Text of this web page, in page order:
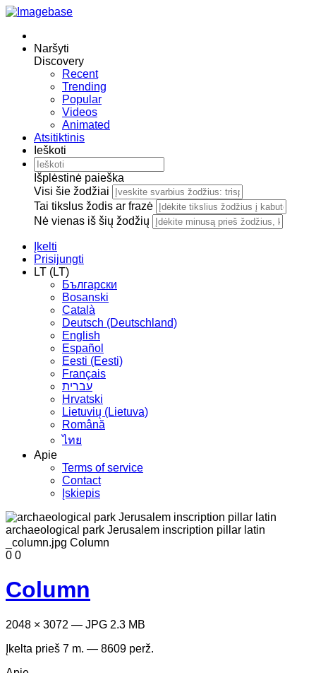
Naršyti
Discovery
Recent
Trending
Popular
Videos
Animated
Atsitiktinis
Ieškoti
Išplėstinė paieška
Visi šie žodžiai
Tai tikslus žodis ar frazė
Nė vienas iš šių žodžių
Įkelti
Prisijungti
LT (LT)
Български
Bosanski
Сatalà
Deutsch (Deutschland)
English
Español
Eesti (Eesti)
Français
עברית
Hrvatski
Lietuvių (Lietuva)
Română
ไทย
Apie
Terms of service
Contact
Įskiepis
0 0
Column
2048 × 3072 — JPG 2.3 MB
Įkelta prieš 7 m. — 8609 perž.